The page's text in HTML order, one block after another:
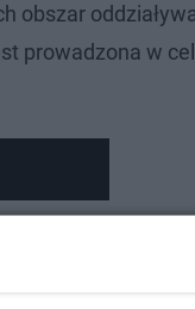
obszar
prowadzona w